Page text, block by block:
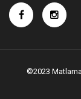
©2023